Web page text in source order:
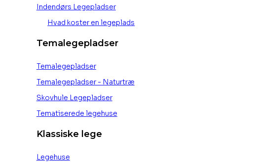
Indendørs Legepladser
Hvad koster en legeplads
Temalegepladser
Temalegepladser
Temalegepladser - Naturtræ
Skovhule Legepladser
Tematiserede legehuse
Klassiske lege
Legehuse